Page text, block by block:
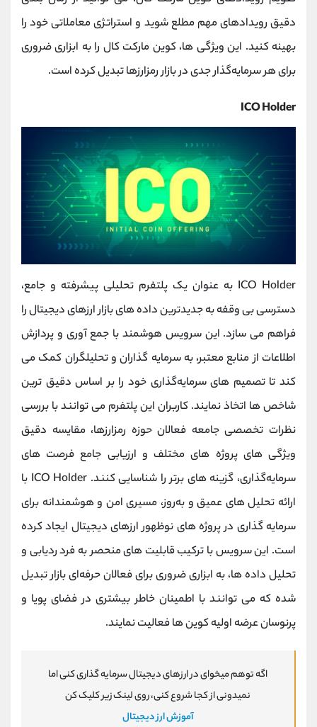
دقیق رویدادهای مهم مطلع شوید و استراتژی معاملاتی خود را
بهینه کنید. این ویژگی ها، کوین مارکت کال را به ابزاری ضروری
برای هر سرمایه‌گذار جدی در بازار رمزارزها تبدیل کرده است.
ICO Holder
ICO Holder به عنوان یک پلتفرم تحلیلی پیشرفته و جامع،
دسترسی بی‌ وقفه به جدیدترین داده ‌های بازار ارزهای دیجیتال را
فراهم می ‌سازد. این سرویس هوشمند با جمع‌ آوری و پردازش
اطلاعات از منابع معتبر، به سرمایه ‌گذاران و تحلیلگران کمک می
‌کند تا تصمیم‌ های سرمایه‌گذاری خود را بر اساس دقیق ‌ترین
شاخص ها اتخاذ نمایند. کاربران این پلتفرم می‌ توانند با بررسی
نظرات تخصصی جامعه فعالان حوزه رمزارزها، مقایسه دقیق
ویژگی ‌های پروژه ‌های مختلف و ارزیابی جامع فرصت ‌های
سرمایه‌گذاری، گزینه ‌های برتر را شناسایی کنند. ICO Holder با
ارائه تحلیل ‌های عمیق و به‌روز، مسیری امن و هوشمندانه برای
سرمایه ‌گذاری در پروژه ‌های نوظهور ارزهای دیجیتال ایجاد کرده
است. این سرویس با ترکیب قابلیت ‌های منحصر به ‌فرد ردیابی و
تحلیل داده‌ ها، به ابزاری ضروری برای فعالان حرفه‌ای بازار تبدیل
شده که می ‌توانند با اطمینان خاطر بیشتری در فضای پویا و
پرنوسان عرضه اولیه کوین ها فعالیت نمایند.
اگه توهم میخوای در ارزهای دیجیتال سرمایه گذاری کنی اما
نمیدونی از کجا شروع کنی، روی لینک زیر کلیک کن
آموزش ارز دیجیتال